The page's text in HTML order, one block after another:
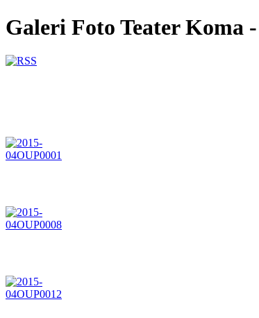
Galeri Foto Teater Koma